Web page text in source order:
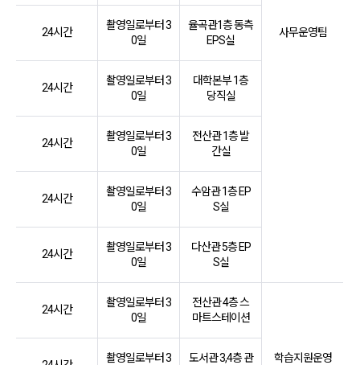
사무운영팀
24시간
촬영일로부터 3
0일
율곡관1층 동측
EPS실
24시간
촬영일로부터 3
0일
대학본부 1층
당직실
24시간
촬영일로부터 3
0일
전산관 1층 발
간실
24시간
촬영일로부터 3
0일
수암관 1층 EP
S실
24시간
촬영일로부터 3
0일
다산관 5층 EP
S실
24시간
촬영일로부터 3
0일
전산관 4층 스
마트스테이션
학습지원운영
촬영일로부터 3
도서관 3,4층 관